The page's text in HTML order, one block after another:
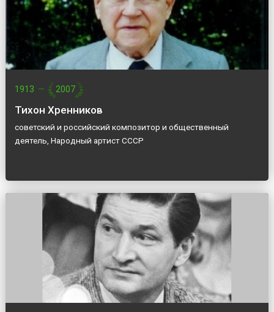
1913 — 2007
Тихон Хренников
советский и российский композитор и общественный
деятель, Народный артист СССР